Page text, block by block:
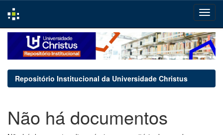
navigation
Repositório Institucional da Universidade Christus
Não há documentos